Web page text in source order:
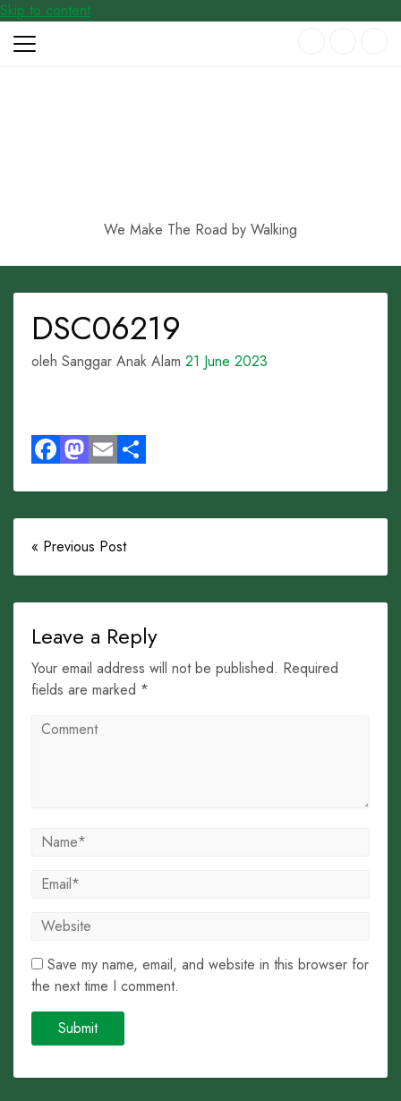
Skip to content
We Make The Road by Walking
DSC06219
oleh Sanggar Anak Alam 21 June 2023
« Previous Post
Leave a Reply
Your email address will not be published. Required
fields are marked *
Save my name, email, and website in this browser for
the next time I comment.